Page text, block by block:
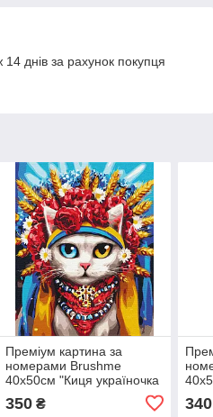
днів за рахунок покупця
Преміум картина за
номерами Brushme
40x50см "Киця україночка
PBS53126
350₴ 340